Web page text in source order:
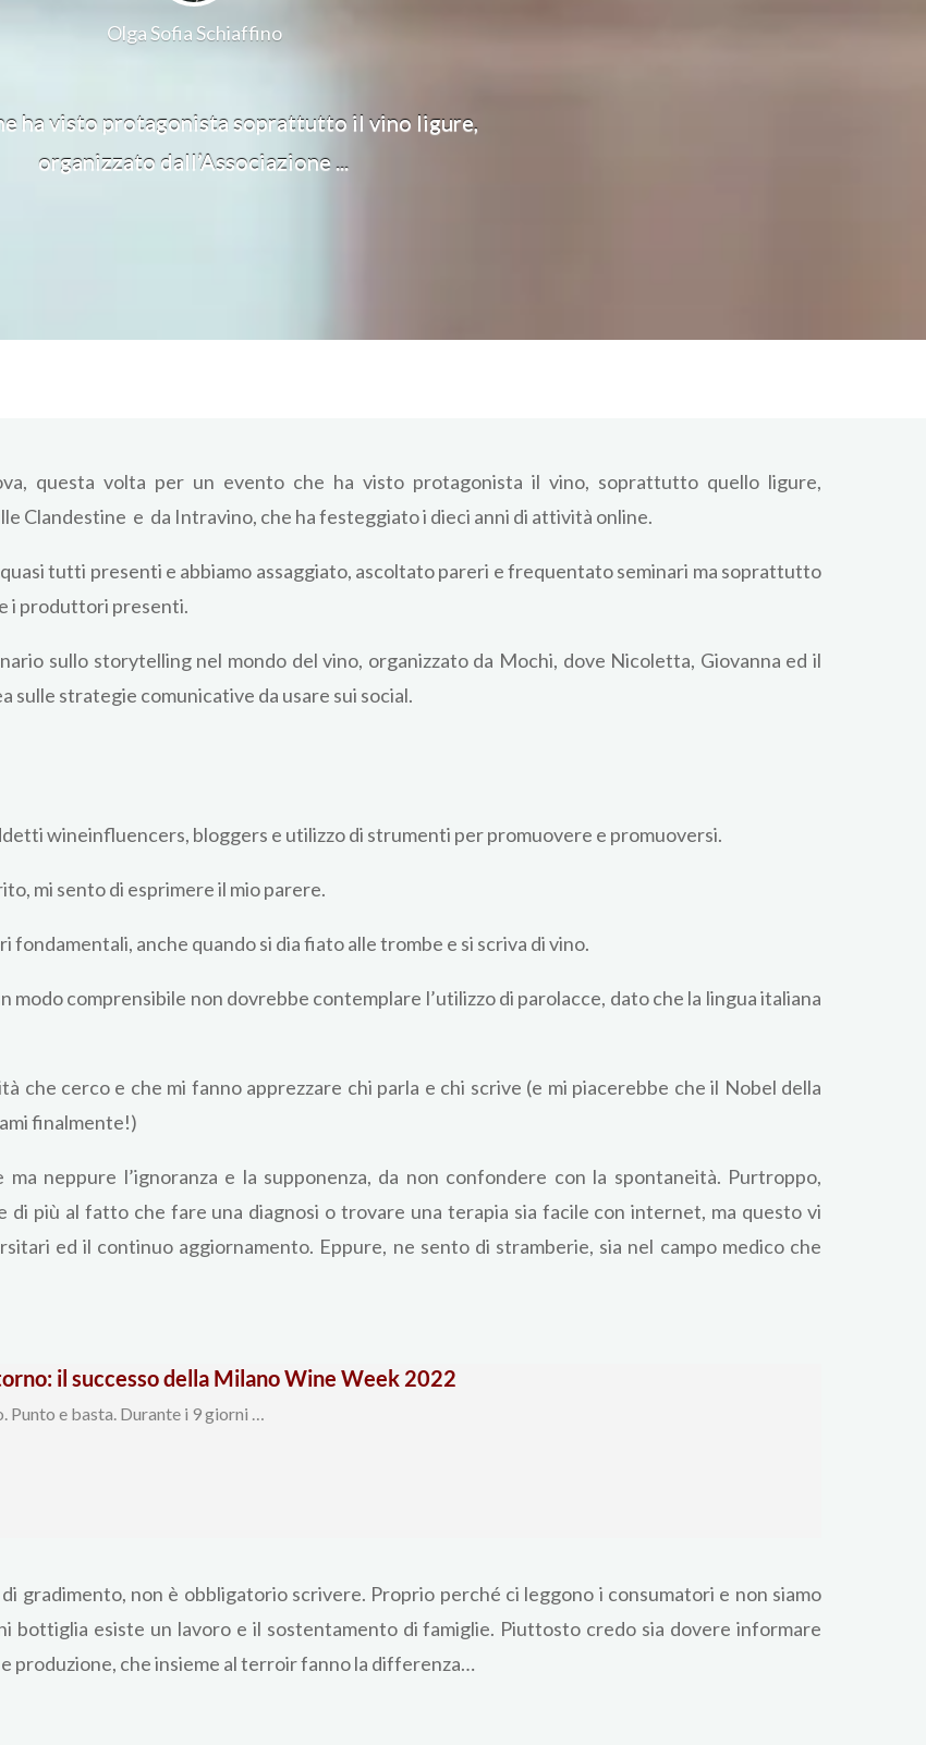
Olga Sofia Schiaffino
ha visto protagonista soprattutto il vino ligure,
organizzato dall’Associazione ...
questa volta per un evento che ha visto protagonista il vino, soprattutto quello ligure,
Clandestine e da Intravino, che ha festeggiato i dieci anni di attività online.
tutti presenti e abbiamo assaggiato, ascoltato pareri e frequentato seminari ma soprattutto
i produttori presenti.
sullo storytelling nel mondo del vino, organizzato da Mochi, dove Nicoletta, Giovanna ed il
strategie comunicative da usare sui social.
wineinfluencers, bloggers e utilizzo di strumenti per promuovere e promuoversi.
mi sento di esprimere il mio parere.
fondamentali, anche quando si dia fiato alle trombe e si scriva di vino.
comprensibile non dovrebbe contemplare l’utilizzo di parolacce, dato che la lingua italiana
che cerco e che mi fanno apprezzare chi parla e chi scrive (e mi piacerebbe che il Nobel della
finalmente!)
ma neppure l’ignoranza e la supponenza, da non confondere con la spontaneità. Purtroppo,
di più al fatto che fare una diagnosi o trovare una terapia sia facile con internet, ma questo vi
ed il continuo aggiornamento. Eppure, ne sento di stramberie, sia nel campo medico che
il successo della Milano Wine Week 2022
Punto e basta. Durante i 9 giorni …
gradimento, non è obbligatorio scrivere. Proprio perché ci leggono i consumatori e non siamo
bottiglia esiste un lavoro e il sostentamento di famiglie. Piuttosto credo sia dovere informare
produzione, che insieme al terroir fanno la differenza…